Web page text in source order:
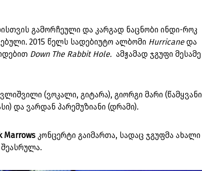
გამორჩეული და კარგად ნაცნობი ინდი-როკ
2015 წელს სადებიუტო ალბომი Hurricaneდა
Down The Rabbit Hole. ამჟამად ჯგუფი მესამე
(ვოკალი, გიტარა), გიორგი მარი (წამყვანი
და ვარდან პარემუზიანი (დრამი).
Marrows კონცერტი გაიმართა, სადაც ჯგუფმა ახალი